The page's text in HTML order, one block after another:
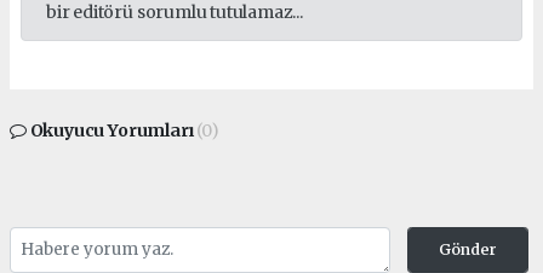
bir editörü sorumlu tutulamaz...
Okuyucu Yorumları(0)
Gönder